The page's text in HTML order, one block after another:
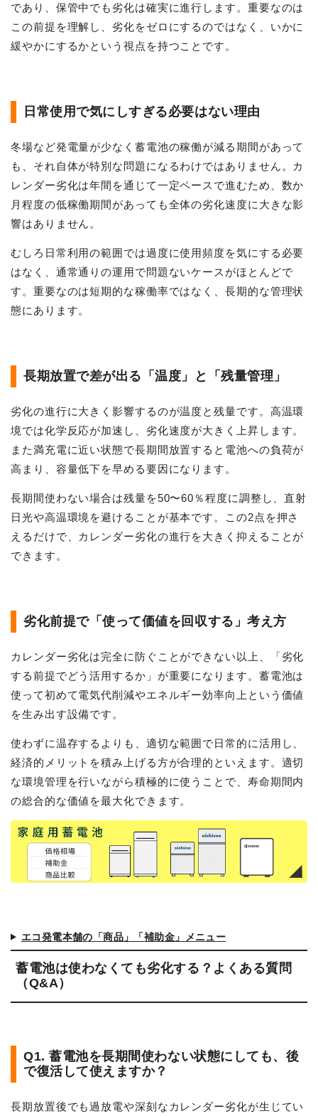
であり、保管中でも劣化は確実に進行します。重要なのは
この前提を理解し、劣化をゼロにするのではなく、いかに
緩やかにするかという視点を持つことです。
日常使用で気にしすぎる必要はない理由
冬場など発電量が少なく蓄電池の稼働が減る期間があって
も、それ自体が特別な問題になるわけではありません。カ
レンダー劣化は年間を通じて一定ペースで進むため、数か
月程度の低稼働期間があっても全体の劣化速度に大きな影
響はありません。
むしろ日常利用の範囲では過度に使用頻度を気にする必要
はなく、通常通りの運用で問題ないケースがほとんどで
す。重要なのは短期的な稼働率ではなく、長期的な管理状
態にあります。
長期放置で差が出る「温度」と「残量管理」
劣化の進行に大きく影響するのが温度と残量です。高温環
境では化学反応が加速し、劣化速度が大きく上昇します。
また満充電に近い状態で長期間放置すると電池への負荷が
高まり、容量低下を早める要因になります。
長期間使わない場合は残量を50〜60％程度に調整し、直射
日光や高温環境を避けることが基本です。この2点を押さ
えるだけで、カレンダー劣化の進行を大きく抑えることが
できます。
劣化前提で「使って価値を回収する」考え方
カレンダー劣化は完全に防ぐことができない以上、「劣化
する前提でどう活用するか」が重要になります。蓄電池は
使って初めて電気代削減やエネルギー効率向上という価値
を生み出す設備です。
使わずに温存するよりも、適切な範囲で日常的に活用し、
経済的メリットを積み上げる方が合理的といえます。適切
な環境管理を行いながら積極的に使うことで、寿命期間内
の総合的な価値を最大化できます。
エコ発電本舗の「商品」「補助金」メニュー
蓄電池は使わなくても劣化する？よくある質問
（Q&A）
Q1. 蓄電池を長期間使わない状態にしても、後
で復活して使えますか？
長期放置後でも過放電や深刻なカレンダー劣化が生じてい